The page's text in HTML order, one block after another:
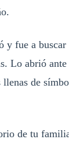
y fue a
Lo abrió
llenas de
de tu